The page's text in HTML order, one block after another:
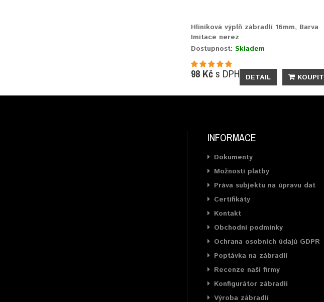
Hliníková výplň zábradlí 16mm, Barva
Imitace nerez
Dostupnost: Skladem
98 Kčs DPH DETAIL KOUPIT
INFORMACE
Dokumenty
Možnosti platby
Práva subjektu na úpravu dat
Certifikáty
Kontakt
Obchodní podmínky
Ochrana osobních údajů GDPR
Poptávka na zábradlí
Recenze naší firmy
Konfigurátor zábradlí
Výroba zábradlí